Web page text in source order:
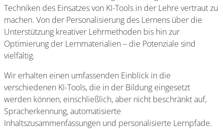
Techniken des Einsatzes von KI-Tools in der Lehre vertraut zu
machen. Von der Personalisierung des Lernens über die
Unterstützung kreativer Lehrmethoden bis hin zur
Optimierung der Lernmaterialien – die Potenziale sind
vielfältig.
Wir erhalten einen umfassenden Einblick in die
verschiedenen KI-Tools, die in der Bildung eingesetzt
werden können, einschließlich, aber nicht beschränkt auf,
Spracherkennung, automatisierte
Inhaltszusammenfassungen und personalisierte Lernpfade.